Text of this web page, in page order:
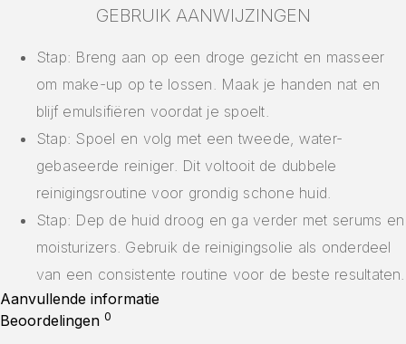
GEBRUIK AANWIJZINGEN
Stap: Breng aan op een droge gezicht en masseer
om make-up op te lossen. Maak je handen nat en
blijf emulsifiëren voordat je spoelt.
Stap: Spoel en volg met een tweede, water-
gebaseerde reiniger. Dit voltooit de dubbele
reinigingsroutine voor grondig schone huid.
Stap: Dep de huid droog en ga verder met serums en
moisturizers. Gebruik de reinigingsolie als onderdeel
van een consistente routine voor de beste resultaten.
Aanvullende informatie
Beoordelingen 0